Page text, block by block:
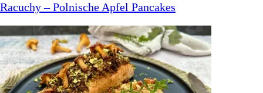
Racuchy – Polnische Apfel Pancakes